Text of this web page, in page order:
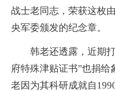
战士老同志，荣获这枚
央军委颁发的纪念章。
韩老还透露，近期打
府特殊津贴证书”也捐
老因为其科研成就自